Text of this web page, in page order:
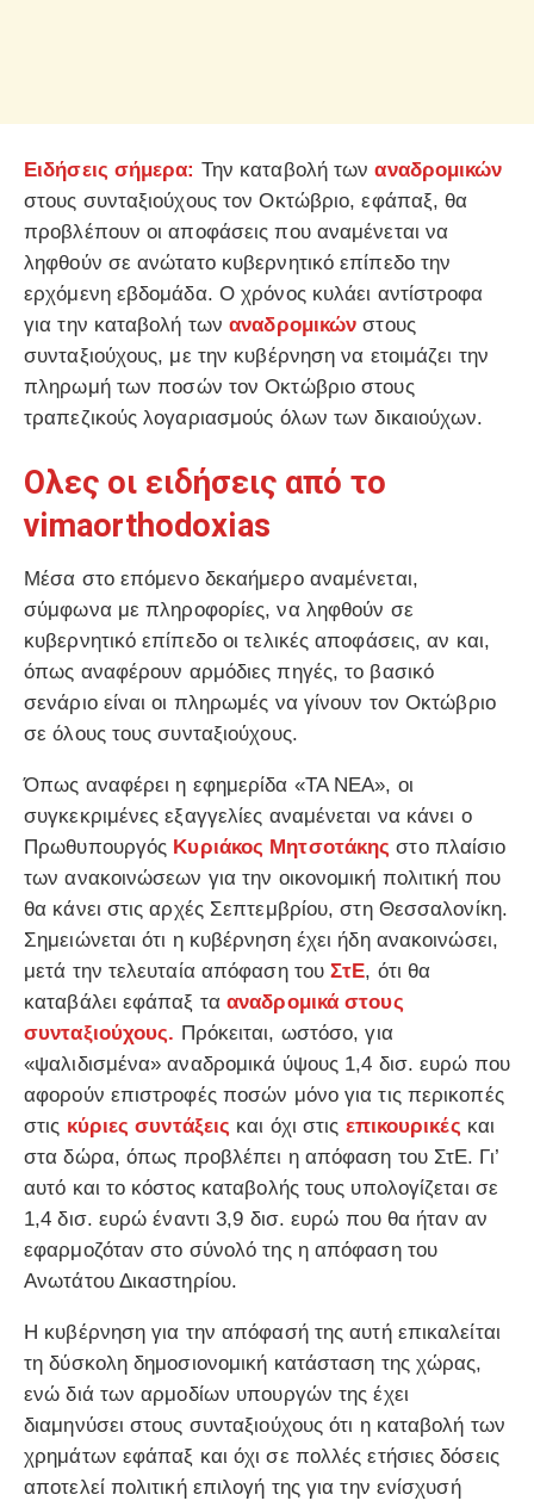
Ειδήσεις σήμερα: Την καταβολή τωναναδρομικών
στους συνταξιούχους τον Οκτώβριο, εφάπαξ, θα
προβλέπουν οι αποφάσεις που αναμένεται να
ληφθούν σε ανώτατο κυβερνητικό επίπεδο την
ερχόμενη εβδομάδα. Ο χρόνος κυλάει αντίστροφα
για την καταβολή τωναναδρομικών στους
συνταξιούχους, με την κυβέρνηση να ετοιμάζει την
πληρωμή των ποσών τον Οκτώβριο στους
τραπεζικούς λογαριασμούς όλων των δικαιούχων.
Ολες οι ειδήσεις από το
vimaorthodoxias
Μέσα στο επόμενο δεκαήμερο αναμένεται,
σύμφωνα με πληροφορίες, να ληφθούν σε
κυβερνητικό επίπεδο οι τελικές αποφάσεις, αν και,
όπως αναφέρουν αρμόδιες πηγές, το βασικό
σενάριο είναι οι πληρωμές να γίνουν τον Οκτώβριο
σε όλους τους συνταξιούχους.
Όπως αναφέρει η εφημερίδα «ΤΑ ΝΕΑ», οι
συγκεκριμένες εξαγγελίες αναμένεται να κάνει ο
Πρωθυπουργός Κυριάκος Μητσοτάκης στο πλαίσιο
των ανακοινώσεων για την οικονομική πολιτική που
θα κάνει στις αρχές Σεπτεμβρίου, στη Θεσσαλονίκη.
Σημειώνεται ότι η κυβέρνηση έχει ήδη ανακοινώσει,
μετά την τελευταία απόφαση τουΣτΕ, ότι θα
καταβάλει εφάπαξ τααναδρομικά στους
συνταξιούχους. Πρόκειται, ωστόσο, για
«ψαλιδισμένα» αναδρομικά ύψους 1,4 δισ. ευρώ που
αφορούν επιστροφές ποσών μόνο για τις περικοπές
στις κύριες συντάξεις και όχι στις επικουρικές και
στα δώρα, όπως προβλέπει η απόφαση του ΣτΕ. Γι’
αυτό και το κόστος καταβολής τους υπολογίζεται σε
1,4 δισ. ευρώ έναντι 3,9 δισ. ευρώ που θα ήταν αν
εφαρμοζόταν στο σύνολό της η απόφαση του
Ανωτάτου Δικαστηρίου.
Η κυβέρνηση για την απόφασή της αυτή επικαλείται
τη δύσκολη δημοσιονομική κατάσταση της χώρας,
ενώ διά των αρμοδίων υπουργών της έχει
διαμηνύσει στους συνταξιούχους ότι η καταβολή των
χρημάτων εφάπαξ και όχι σε πολλές ετήσιες δόσεις
αποτελεί πολιτική επιλογή της για την ενίσχυσή